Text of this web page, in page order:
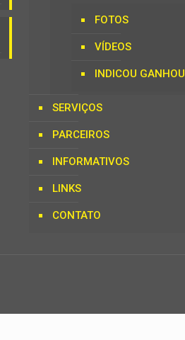
FOTOS
VÍDEOS
INDICOU GANHOU
SERVIÇOS
PARCEIROS
INFORMATIVOS
LINKS
CONTATO